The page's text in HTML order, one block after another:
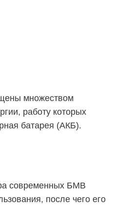
множеством
работу которых
батарея (АКБ).
современных БМВ
после чего его